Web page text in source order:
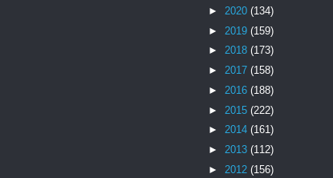
► 2020 (134)
► 2019 (159)
► 2018 (173)
► 2017 (158)
► 2016 (188)
► 2015 (222)
► 2014 (161)
► 2013 (112)
► 2012 (156)